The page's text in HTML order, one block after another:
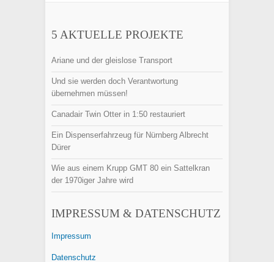
5 AKTUELLE PROJEKTE
Ariane und der gleislose Transport
Und sie werden doch Verantwortung
übernehmen müssen!
Canadair Twin Otter in 1:50 restauriert
Ein Dispenserfahrzeug für Nürnberg Albrecht
Dürer
Wie aus einem Krupp GMT 80 ein Sattelkran
der 1970iger Jahre wird
IMPRESSUM & DATENSCHUTZ
Impressum
Datenschutz